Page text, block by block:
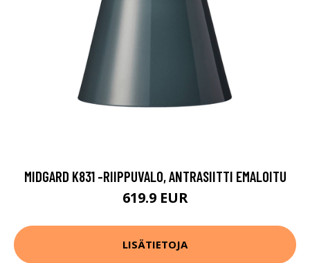
MIDGARD K831 -RIIPPUVALO, ANTRASIITTI EMALOITU
619.9 EUR
LISÄTIETOJA